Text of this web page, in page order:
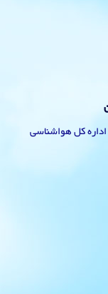
قائمشهر- اداره کل هواشناسی